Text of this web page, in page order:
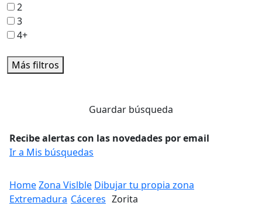
2
3
4+
Más filtros
Guardar búsqueda
Recibe alertas con las novedades por email
Ir a Mis búsquedas
HomeZona Vislble Dibujar tu propia zona
Extremadura Cáceres Zorita